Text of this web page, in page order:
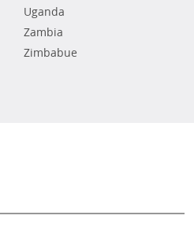
Uganda
Zambia
Zimbabue